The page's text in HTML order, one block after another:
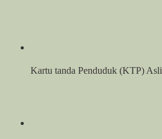
Kartu tanda Penduduk (KTP) Asli